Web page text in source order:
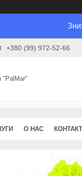
+380 (99) 972-52-66
"PalMar"
О НАС